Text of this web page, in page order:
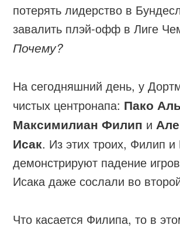
потерять лидерство в
завалить плэй-офф в Лиге
Почему?
На сегодняшний день, у
чистых центронапа: Пако
Максимилиан Филип и
Исак. Из этих троих, Филип и
демонстрируют падение
Исака даже сослали во
Что касается Филипа, то в